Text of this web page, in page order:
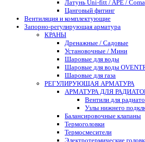
Латунь Uni-fitt / APE /
Цанговый фитинг
Вентиляция и комплектующие
Запорно-регулирующая арматура
КРАНЫ
Дренажные / Садовые
Установочные / Мини
Шаровые для воды
Шаровые для воды
Шаровые для газа
РЕГУЛИРУЮЩАЯ АРМАТУРА
АРМАТУРА ДЛЯ
Вентили для
Узлы нижнего
Балансировочные клапаны
Термоголовки
Термосмесители
Электротермические